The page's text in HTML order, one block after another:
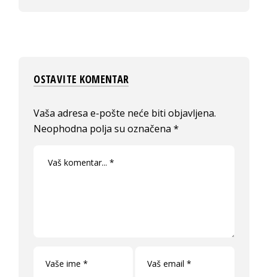
OSTAVITE KOMENTAR
Vaša adresa e-pošte neće biti objavljena.
Neophodna polja su označena*